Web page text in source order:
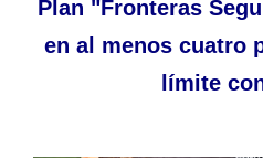
Plan "Fronteras
en al menos cuatro
límite